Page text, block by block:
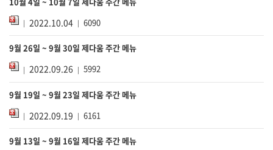
2022.10.04 6090
9월 26일 ~ 9월 30일 제다움 주간 메뉴
2022.09.26 5992
9월 19일 ~ 9월 23일 제다움 주간 메뉴
2022.09.19 6161
9월 13일 ~ 9월 16일 제다움 주간 메뉴